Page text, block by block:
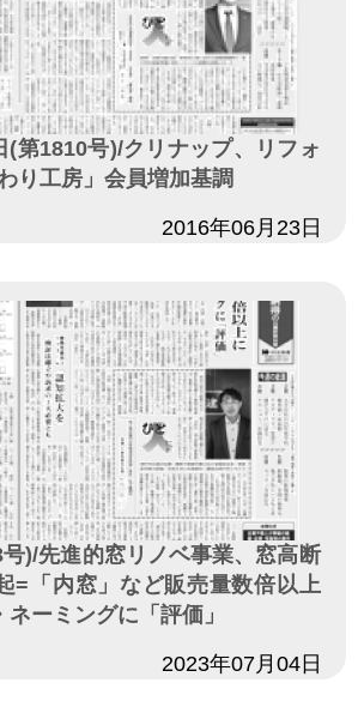
(第1810号)/クリナップ、リフォ
り工房」会員増加基調
2016年06月23日
)/先進的窓リノベ事業、窓高断
=「内窓」など販売量数倍以上
ーミングに「評価」
2023年07月04日